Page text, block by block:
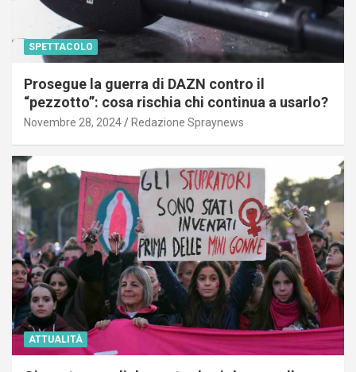
SPETTACOLO
Prosegue la guerra di DAZN contro il
“pezzotto”: cosa rischia chi continua a usarlo?
Novembre 28, 2024 Redazione Spraynews
ATTUALITÀ